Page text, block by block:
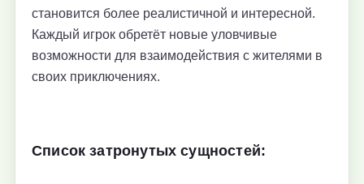
становится более реалистичной и интересной.
Каждый игрок обретёт новые уловчивые
возможности для взаимодействия с жителями в
своих приключениях.
Список затронутых сущностей: